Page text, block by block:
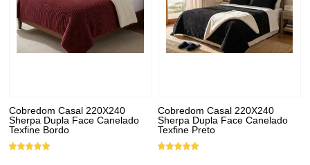
Cobredom Casal 220X240
Sherpa Dupla Face Canelado
Texfine Bordo
Cobredom Casal 220X240
Sherpa Dupla Face Canelado
Texfine Preto